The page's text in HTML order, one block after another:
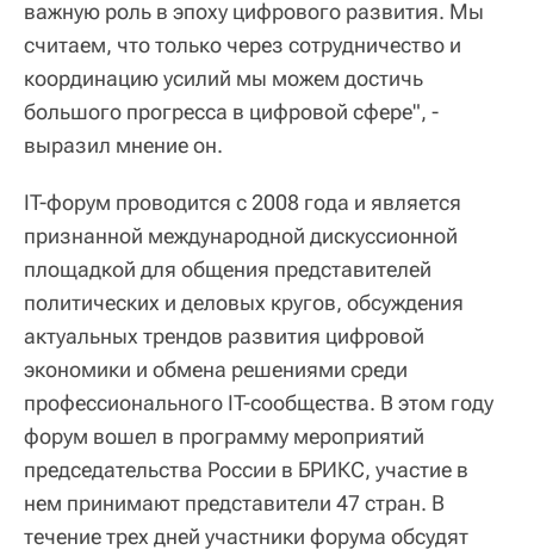
важную роль в эпоху цифрового развития. Мы
считаем, что только через сотрудничество и
координацию усилий мы можем достичь
большого прогресса в цифровой сфере", -
выразил мнение он.
IT-форум проводится с 2008 года и является
признанной международной дискуссионной
площадкой для общения представителей
политических и деловых кругов, обсуждения
актуальных трендов развития цифровой
экономики и обмена решениями среди
профессионального IT-сообщества. В этом году
форум вошел в программу мероприятий
председательства России в БРИКС, участие в
нем принимают представители 47 стран. В
течение трех дней участники форума обсудят